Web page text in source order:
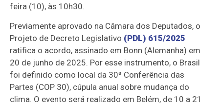
feira (10), às 10h30.
Previamente aprovado na Câmara dos Deputados, o
Projeto de Decreto Legislativo (PDL) 615/2025
ratifica o acordo, assinado em Bonn (Alemanha) em
20 de junho de 2025. Por esse instrumento, o Brasil
foi definido como local da 30ª Conferência das
Partes (COP 30), cúpula anual sobre mudança do
clima. O evento será realizado em Belém, de 10 a 21